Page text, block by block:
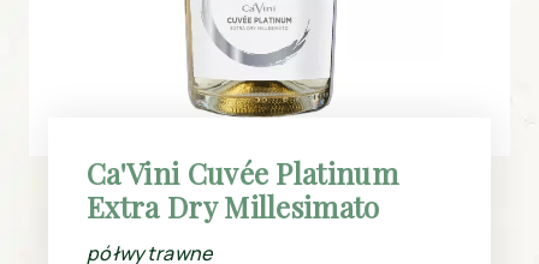
Ca'Vini Cuvée Platinum
Extra Dry Millesimato
półwytrawne